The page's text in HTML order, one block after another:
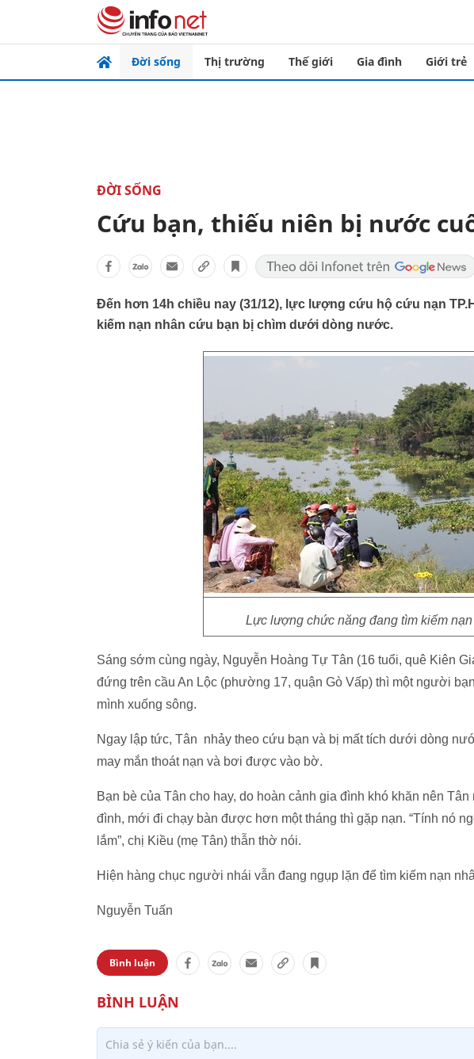
Đời sống Thị trường Thế giới Gia đình Giới trẻ
ĐỜI SỐNG
Cứu bạn, thiếu niên bị nước
Đến hơn 14h chiều nay (31/12), lực lượng cứu hộ cứu nạn
kiếm nạn nhân cứu bạn bị chìm dưới dòng nước.
Lực lượng chức năng đang tìm kiếm
Sáng sớm cùng ngày, Nguyễn Hoàng Tự Tân (16 tuổi, quê Kiên
đứng trên cầu An Lộc (phường 17, quận Gò Vấp) thì một người
mình xuống sông.
Ngay lập tức, Tân nhảy theo cứu bạn và bị mất tích dưới dòng
may mắn thoát nạn và bơi được vào bờ.
Bạn bè của Tân cho hay, do hoàn cảnh gia đình khó khăn nên
đình, mới đi chạy bàn được hơn một tháng thì gặp nạn. “Tính nó
lắm”, chị Kiều (mẹ Tân) thẫn thờ nói.
Hiện hàng chục người nhái vẫn đang ngụp lặn để tìm kiếm nạn
Nguyễn Tuấn
Bình luận